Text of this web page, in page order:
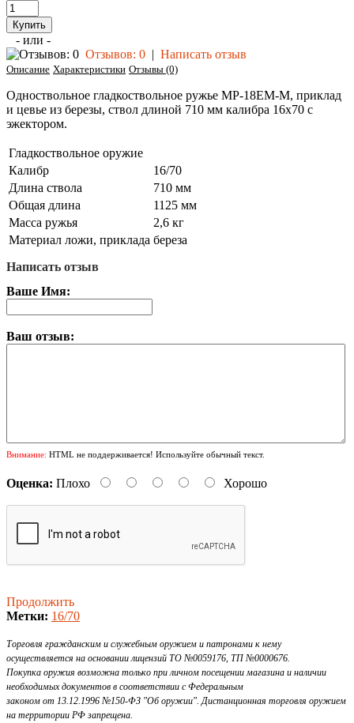
- или -
Отзывов: 0 | Написать отзыв
Описание Характеристики Отзывы (0)
Одноствольное гладкоствольное ружье MP-18EM-M, приклад
и цевье из березы, ствол длиной 710 мм калибра 16х70 с
эжектором.
Гладкоствольное оружие
Калибр
16/70
Длина ствола
710 мм
Общая длина
1125 мм
Масса ружья
2,6 кг
Материал ложи, приклада береза
Написать отзыв
Ваше Имя:
Ваш отзыв:
Внимание: HTML не поддерживается! Используйте обычный текст.
Оценка: Плохо Хорошо
Продолжить
Метки: 16/70
Торговля гражданским и служебным оружием и патронами к нему
осуществляется на основании лицензий ТО №0059176, ТП №0000676.
Покупка оружия возможна только при личном посещении магазина и наличии
необходимых документов в соответствии с Федеральным
законом от 13.12.1996 №150-ФЗ "Об оружии". Дистанционная торговля оружием
на территории РФ запрещена.